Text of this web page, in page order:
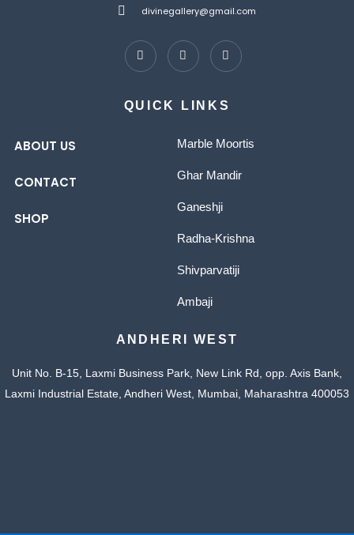
divinegallery@gmail.com
QUICK LINKS
ABOUT US
CONTACT
SHOP
Marble Moortis
Ghar Mandir
Ganeshji
Radha-Krishna
Shivparvatiji
Ambaji
ANDHERI WEST
Unit No. B-15, Laxmi Business Park, New Link Rd, opp. Axis Bank,
Laxmi Industrial Estate, Andheri West, Mumbai, Maharashtra 400053